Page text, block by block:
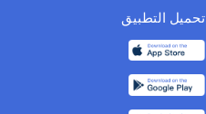
تحميل التطبيق